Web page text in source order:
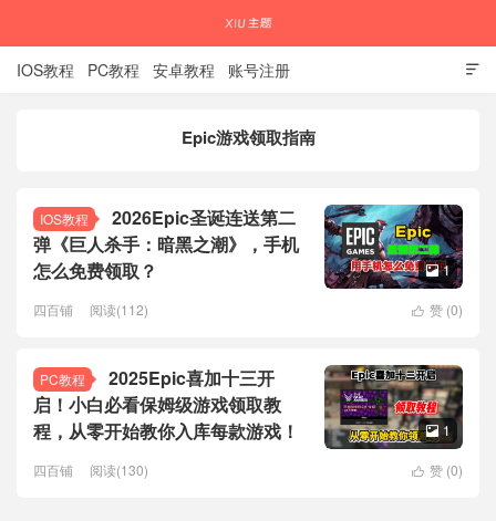

IOS教程 PC教程 安卓教程 账号注册
Epic游戏领取指南
IOS教程
2026Epic圣诞连送第二
弹《巨人杀手：暗黑之潮》，手机
怎么免费领取？
 1
 赞 (0)
四百铺 阅读(112)
PC教程
2025Epic喜加十三开
启！小白必看保姆级游戏领取教
程，从零开始教你入库每款游戏！
 1
 赞 (0)
四百铺 阅读(130)